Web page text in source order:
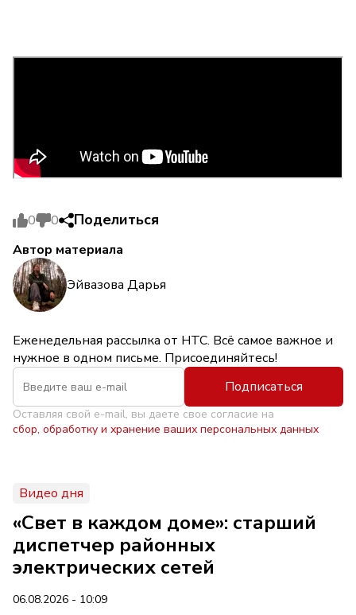
0 0 Поделиться
Автор материала
Эйвазова Дарья
Еженедельная рассылка от НТС. Всё самое важное и
нужное в одном письме. Присоединяйтесь!
Подписаться
Оставляя свой e-mail, вы даете свое согласие на
сбор, обработку и хранение ваших персональных данных
Видео дня
«Свет в каждом доме»: старший
диспетчер районных
электрических сетей
06.08.2026 - 10:09